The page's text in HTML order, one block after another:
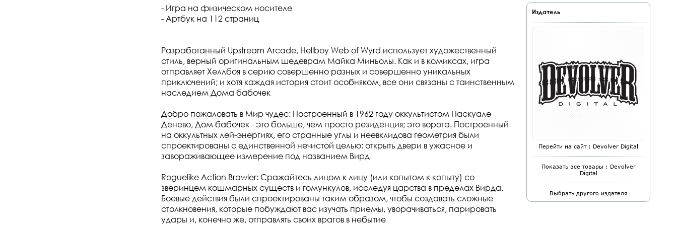
- Игра на физическом носителе
- Артбук на 112 страниц
Разработанный Upstream Arcade, Hellboy Web of Wyrd использует художественный
стиль, верный оригинальным шедеврам Майка Миньолы. Как и в комиксах, игра
отправляет Хеллбоя в серию совершенно разных и совершенно уникальных
приключений; и хотя каждая история стоит особняком, все они связаны с таинственным
наследием Дома бабочек
Добро пожаловать в Мир чудес: Построенный в 1962 году оккультистом Паскуале
Денево, Дом бабочек - это больше, чем просто резиденция; это ворота. Построенный
на оккультных лей-энергиях, его странные углы и неевклидова геометрия были
спроектированы с единственной нечистой целью: открыть двери в ужасное и
завораживающее измерение под названием Вирд
Roguelike Action Brawler: Сражайтесь лицом к лицу (или копытом к копыту) со
зверинцем кошмарных существ и гомункулов, исследуя царства в пределах Вирда.
Боевые действия были спроектированы таким образом, чтобы создавать сложные
столкновения, которые побуждают вас изучать приемы, уворачиваться, парировать
удары и, конечно же, отправлять своих врагов в небытие
Издатель
Перейти на сайт : Devolver Digital
Показать все товары : Devolver
Digital
Выбрать другого издателя